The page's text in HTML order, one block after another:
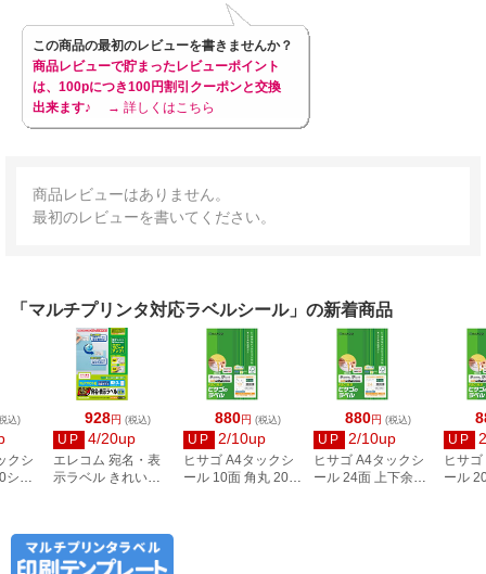
この商品の最初のレビューを書きませんか？
商品レビューで貯まったレビューポイント
は、100pにつき100円割引クーポンと交換
出来ます♪
→ 詳しくはこちら
商品レビューはありません。
最初のレビューを書いてください。
「マルチプリンタ対応ラベルシール」の新着商品
928円 (税込)
UP 4/20up
エレコム 宛名・表
示ラベル きれい貼
880円 (税込)
UP 2/10up
ヒサゴ A4タックシ
ール 10面 角丸 20シ
880円 (税込)
UP 2/10up
ヒサゴ A4タックシ
ール 24面 上下余白
UP
ヒサ
ール
込)
クシ
シー